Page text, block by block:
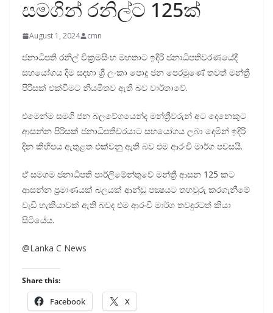
සමගින් රනිල්ට 125ක්
August 1, 2024 cmn
ජනාධිපති රනිල් වික්‍රමසිංහ මහතාට ඉදිරි ජනාධිපතිවරණයේදී
සහයෝගය දිම සඳහා ශ්‍රී ලංකා පොදු ජන පෙරමුණේ තවත් මන්ත්‍රී
පිරිසක් එක්වීමට නියමිතව ඇති බව වාර්තාවේ.
එමෙන්ම සමගි ජන බලවේගයෙන්ද මන්ත්‍රීවරුන් අට දෙනෙකුට
ආසන්න පිරිසක් ජනාධිපතිවරයාට සහයෝගය ලබා දෙමින් ඉදිරි
දින කිහිපය ඇතුළත එක්වනු ඇති බව එම ආරංචි මාර්ග පවසයි.
ඒ සමගම ජනාධිපති පාර්ලිමේන්තුවේ මන්ත්‍රී ආසන 125 කට
ආසන්න ප්‍රමාණයක් බලයක් ආන්ඩු පක්‍ෂයට තහවුරු කරගැනීමේ
වැඩි හැකියාවක් ඇති බවද එම ආරංචි මාර්ග තවදුරටත් කියා
සිටියේය.
@Lanka C News
Share this:
Facebook X